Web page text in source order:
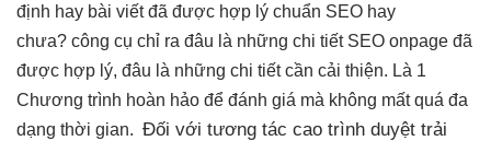
định hay bài viết đã được hợp lý chuẩn SEO hay
chưa? công cụ chỉ ra đâu là những chi tiết SEO onpage đã
được hợp lý, đâu là những chi tiết cần cải thiện. Là 1
Chương trình hoàn hảo để đánh giá mà không mất quá đa
dạng thời gian. Đối với tương tác cao trình duyệt trải